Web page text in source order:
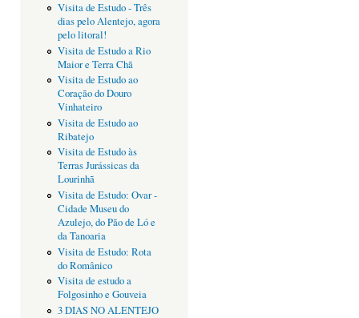
Visita de Estudo - Três
dias pelo Alentejo, agora
pelo litoral!
Visita de Estudo a Rio
Maior e Terra Chã
Visita de Estudo ao
Coração do Douro
Vinhateiro
Visita de Estudo ao
Ribatejo
Visita de Estudo às
Terras Jurássicas da
Lourinhã
Visita de Estudo: Ovar -
Cidade Museu do
Azulejo, do Pão de Ló e
da Tanoaria
Visita de Estudo: Rota
do Românico
Visita de estudo a
Folgosinho e Gouveia
3 DIAS NO ALENTEJO